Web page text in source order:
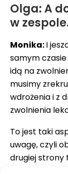
Olga: A
w
Monika:I
samym
idą na
musimy
wdrożenia i z
zwolnienia
To jest taki
uwagę, czyli
drugiej strony